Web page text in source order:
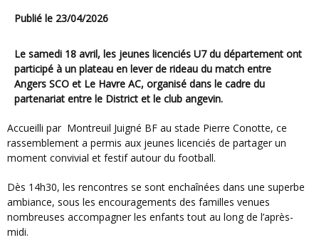
Publié le 23/04/2026
Le samedi 18 avril, les jeunes licenciés U7 du département ont
participé à un plateau en lever de rideau du match entre
Angers SCO et Le Havre AC, organisé dans le cadre du
partenariat entre le District et le club angevin.
Accueilli par Montreuil Juigné BF au stade Pierre Conotte, ce
rassemblement a permis aux jeunes licenciés de partager un
moment convivial et festif autour du football.
Dès 14h30, les rencontres se sont enchaînées dans une superbe
ambiance, sous les encouragements des familles venues
nombreuses accompagner les enfants tout au long de l’après-
midi.